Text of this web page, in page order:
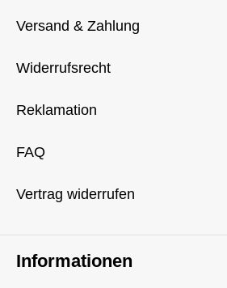
Versand & Zahlung
Widerrufsrecht
Reklamation
FAQ
Vertrag widerrufen
Informationen